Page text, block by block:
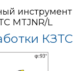
инструмент
MTJNR/L